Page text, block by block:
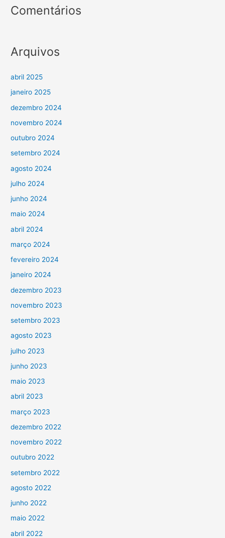
Comentários
Arquivos
abril 2025
janeiro 2025
dezembro 2024
novembro 2024
outubro 2024
setembro 2024
agosto 2024
julho 2024
junho 2024
maio 2024
abril 2024
março 2024
fevereiro 2024
janeiro 2024
dezembro 2023
novembro 2023
setembro 2023
agosto 2023
julho 2023
junho 2023
maio 2023
abril 2023
março 2023
dezembro 2022
novembro 2022
outubro 2022
setembro 2022
agosto 2022
junho 2022
maio 2022
abril 2022